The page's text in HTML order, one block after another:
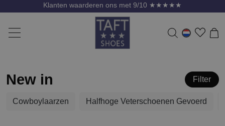
Gratis verzending vanaf 75 Euro * m.u.v. SALE
New in Filter
Cowboylaarzen Halfhoge Veterschoenen Gevoerd